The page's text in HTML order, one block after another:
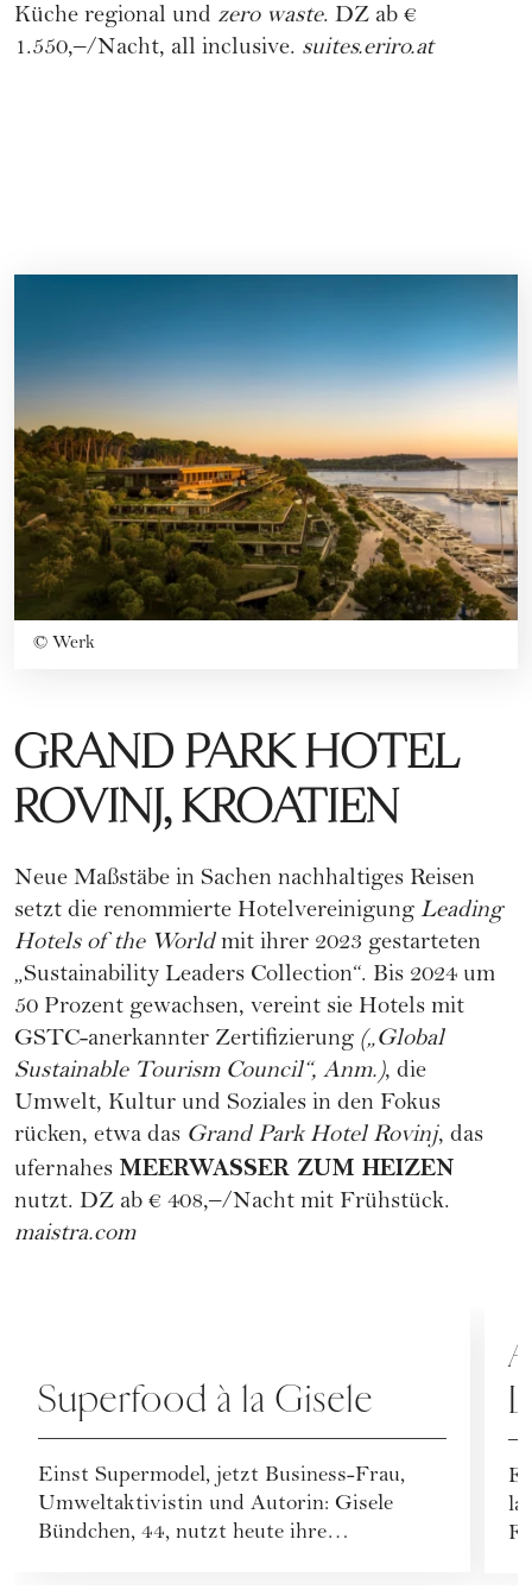
Küche regional und zero waste. DZ ab €
1.550,–/Nacht, all inclusive. suites.eriro.at
© Werk
GRAND PARK HOTEL
ROVINJ, KROATIEN
Neue Maßstäbe in Sachen nachhaltiges Reisen
setzt die renommierte Hotelvereinigung Leading
Hotels of the Worldmit ihrer 2023 gestarteten
„Sustainability Leaders Collection“. Bis 2024 um
50 Prozent gewachsen, vereint sie Hotels mit
GSTC-anerkannter Zertifizierung („Global
Sustainable Tourism Council“, Anm.), die
Umwelt, Kultur und Soziales in den Fokus
rücken, etwa das Grand Park Hotel Rovinj, das
ufernahes MEERWASSER ZUM HEIZEN
nutzt. DZ ab € 408,–/Nacht mit Frühstück.
maistra.com
Superfood à la Gisele
Einst Supermodel, jetzt Business-Frau,
Umweltaktivistin und Autorin: Gisele
Bündchen, 44, nutzt heute ihre